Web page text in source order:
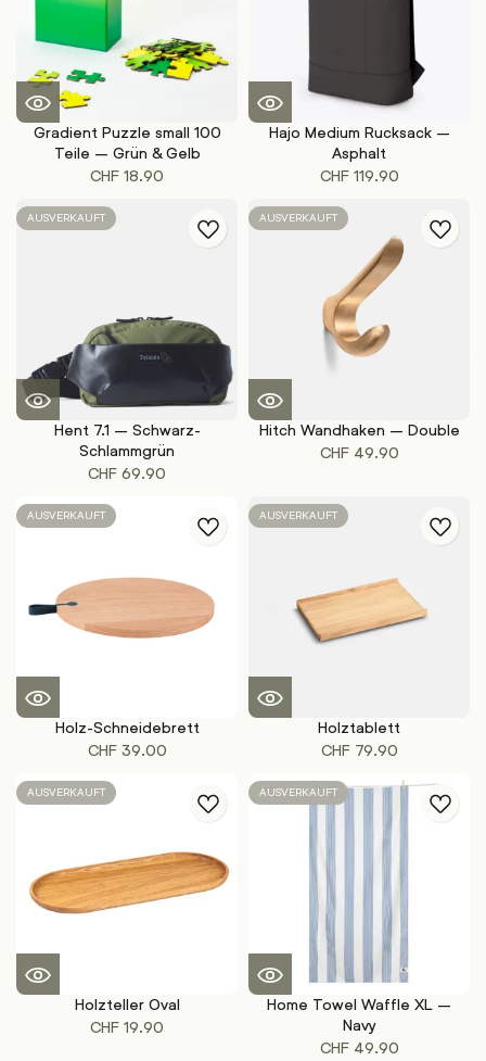
Gradient Puzzle small 100
Teile – Grün & Gelb
CHF 18.90
Hajo Medium Rucksack –
Asphalt
CHF119.90
AUSVERKAUFT
Hent 7.1 – Schwarz-
Schlammgrün
CHF 69.90
AUSVERKAUFT
Hitch Wandhaken – Double
CHF49.90
AUSVERKAUFT
Holz-Schneidebrett
CHF39.00
AUSVERKAUFT
Holztablett
CHF79.90
AUSVERKAUFT
Holzteller Oval
CHF 19.90
AUSVERKAUFT
Home Towel Waffle XL –
Navy
CHF49.90